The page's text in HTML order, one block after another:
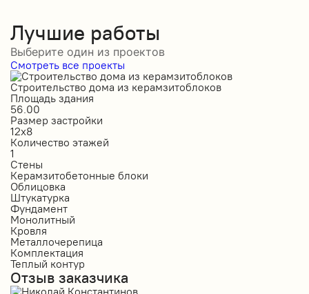
Лучшие работы
Выберите один из проектов
Смотреть все проекты
Строительство дома из керамзитоблоков
Площадь здания
56.00
Размер застройки
12х8
Количество этажей
1
Стены
Керамзитобетонные блоки
Облицовка
Штукатурка
Фундамент
Монолитный
Кровля
Металлочерепица
Комплектация
Теплый контур
Отзыв заказчика